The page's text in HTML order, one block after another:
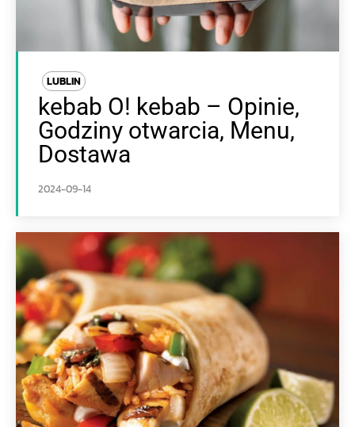
LUBLIN
kebab O! kebab – Opinie,
Godziny otwarcia, Menu,
Dostawa
2024-09-14